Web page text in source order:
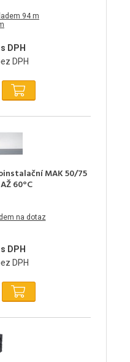
94 m
DPH
DPH
MAK 50/75
60°C
na dotaz
DPH
DPH